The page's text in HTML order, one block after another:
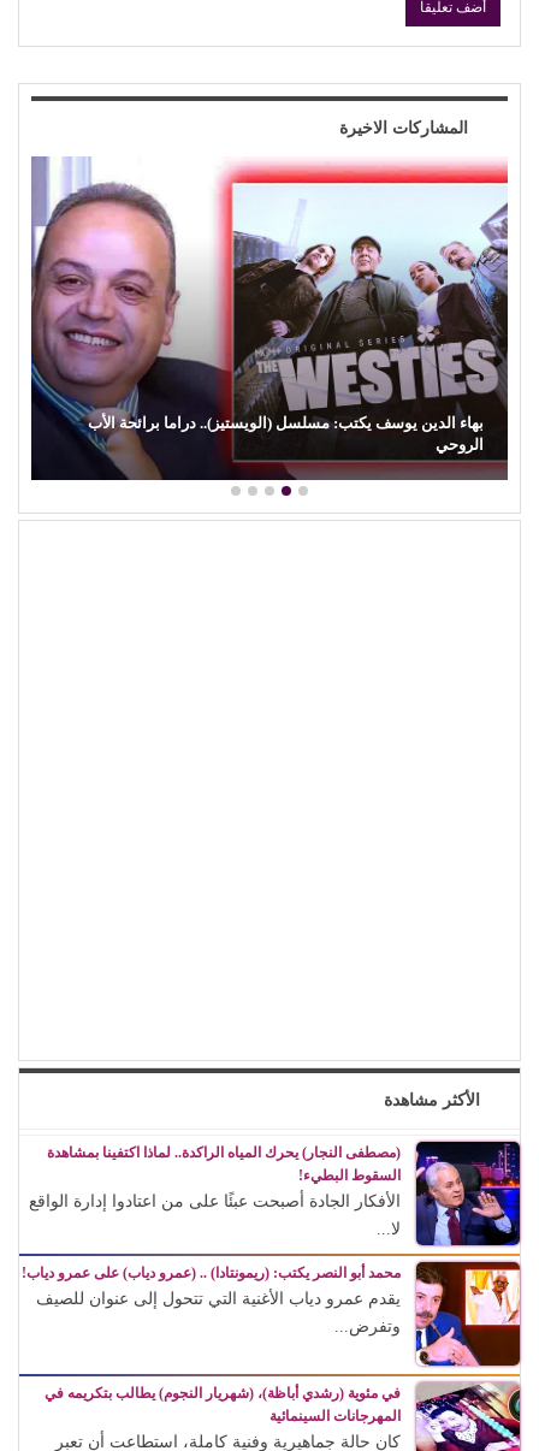
المشاركات الاخيرة
يوسف يكتب: مسلسل (الويستيز).. دراما برائحة الأب
الهلالية) وآفة…
الأكثر مشاهدة
(مصطفى النجار) يحرك المياه الراكدة.. لماذا اكتفينا بمشاهدة
السقوط البطيء!
الأفكار الجادة أصبحت عبئًا على من اعتادوا إدارة الواقع
لا...
محمد أبو النصر يكتب: (ريمونتادا) .. (عمرو دياب) على عمرو دياب!
يقدم عمرو دياب الأغنية التي تتحول إلى عنوان للصيف
وتفرض...
في مئوية (رشدي أباظة)، (شهريار النجوم) يطالب بتكريمه في
المهرجانات السينمائية
كان حالة جماهيرية وفنية كاملة، استطاعت أن تعبر